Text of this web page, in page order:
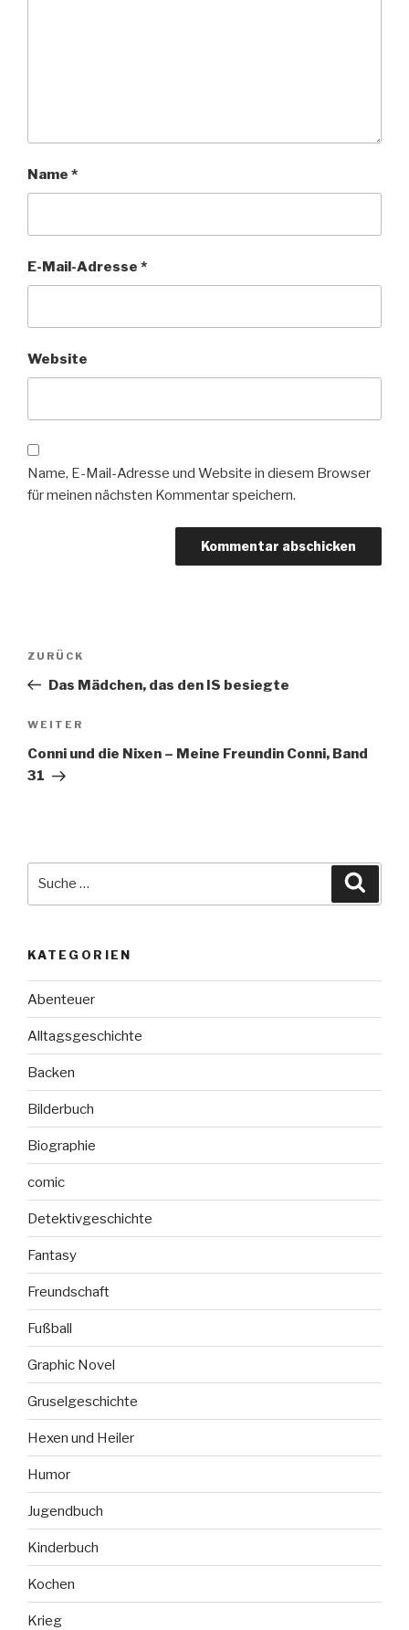
Name *
E-Mail-Adresse *
Website
Name, E-Mail-Adresse und Website in diesem Browser
für meinen nächsten Kommentar speichern.
Beitragsnavigation
Vorheriger
Beitrag
ZURÜCK
Das Mädchen, das den IS besiegte
Nächster
Beitrag
WEITER
Conni und die Nixen – Meine Freundin Conni, Band
31
KATEGORIEN
Abenteuer
Alltagsgeschichte
Backen
Bilderbuch
Biographie
comic
Detektivgeschichte
Fantasy
Freundschaft
Fußball
Graphic Novel
Gruselgeschichte
Hexen und Heiler
Humor
Jugendbuch
Kinderbuch
Kochen
Krieg